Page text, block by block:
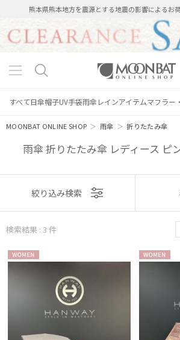
熊本県熊本地方を震源とする地震の影響によるお
すべて日傘帽子UV手袋雨傘 レインアイテムマフラー
MOONBAT ONLINE SHOP ＞雨傘 ＞折りたたみ傘
雨傘 折りたたみ傘 レディース ピ
レディース
表示
おすすめ
価格の高い
価格の低い
順
絞り込み検索
検索結果 : 3 件
WOME
WOME